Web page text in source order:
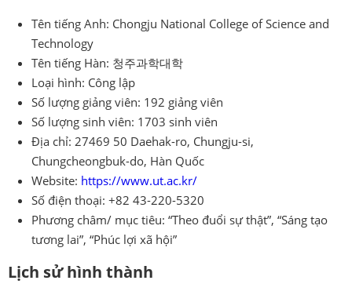
Tên tiếng Anh: Chongju National College of Science and
Technology
Tên tiếng Hàn: 청주과학대학
Loại hình: Công lập
Số lượng giảng viên: 192 giảng viên
Số lượng sinh viên: 1703 sinh viên
Địa chỉ: 27469 50 Daehak-ro, Chungju-si,
Chungcheongbuk-do, Hàn Quốc
Website: https://www.ut.ac.kr/
Số điện thoại: +82 43-220-5320
Phương châm/ mục tiêu: “Theo đuổi sự thật”, “Sáng tạo
tương lai”, “Phúc lợi xã hội”
Lịch sử hình thành